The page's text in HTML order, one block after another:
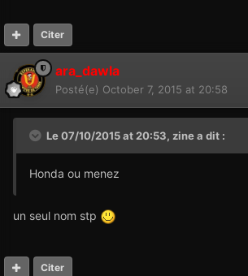
Citer
ara_dawla
Posté(e) October 7, 2015 at 20:58
Le 07/10/2015 at 20:53, zinea dit :
Honda ou menez
un seul nom stp
Citer